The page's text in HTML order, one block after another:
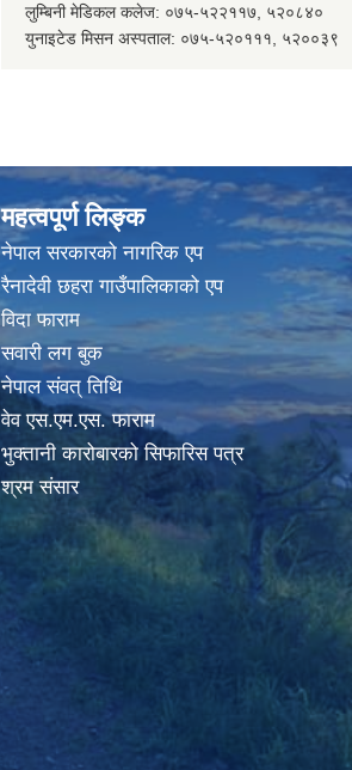
लुम्बिनी मेडिकल कलेज: ०७५-५२२११७, ५२०८४०
युनाइटेड मिसन अस्पताल: ०७५-५२०१११, ५२००३९
महत्वपूर्ण लिङ्क
नेपाल सरकारको नागरिक एप
रैनादेवी छहरा गाउँपालिकाको एप
विदा फाराम
सवारी लग बुक
नेपाल संवत् तिथि
वेव एस.एम.एस. फाराम
भुक्तानी कारोबारको सिफारिस पत्र
श्रम संसार